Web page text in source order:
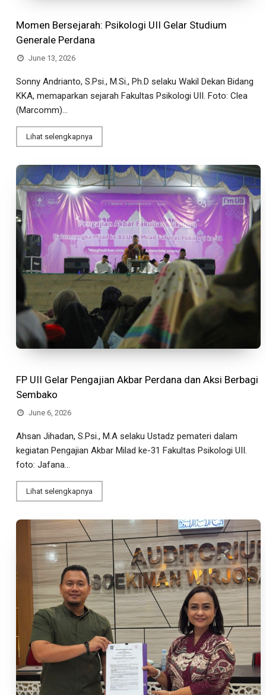
Momen Bersejarah: Psikologi UII Gelar Studium
Generale Perdana
June 13, 2026
Sonny Andrianto, S.Psi., M.Si., Ph.D selaku Wakil Dekan Bidang
KKA, memaparkan sejarah Fakultas Psikologi UII. Foto: Clea
(Marcomm)...
Lihat selengkapnya
FP UII Gelar Pengajian Akbar Perdana dan Aksi Berbagi
Sembako
June 6, 2026
Ahsan Jihadan, S.Psi., M.A selaku Ustadz pemateri dalam
kegiatan Pengajian Akbar Milad ke-31 Fakultas Psikologi UII.
foto: Jafana...
Lihat selengkapnya